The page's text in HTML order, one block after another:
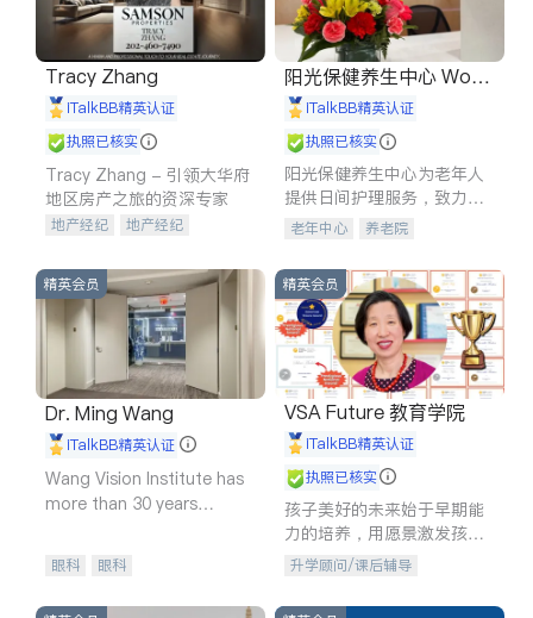
Tracy Zhang
iTalkBB精英认证
执照已核实
Tracy Zhang - 引领大华府
地区房产之旅的资深专家
地产经纪
地产经纪
商铺租售
开发商建商
阳光保健养生中心 World
shine
iTalkBB精英认证
执照已核实
阳光保健养生中心为老年人
提供日间护理服务，致力于
通过持续的护理创新来有效
老年中心 养老院
精英会员
Dr. Ming Wang
iTalkBB精英认证
Wang Vision Institute has
more than 30 years
眼科 眼科
精英会员
VSA Future 教育学院
iTalkBB精英认证
执照已核实
孩子美好的未来始于早期能
力的培养，用愿景激发孩子
的学习潜力和动力。理念：
拥有成长型心态是成功的基
石。
升学顾问/课后辅导